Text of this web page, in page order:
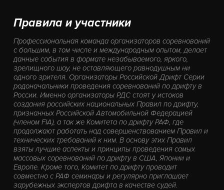
Правила и участники
Профессиональная команда организаторов соревнований
с большим, в том числе и международным опытом, делает
данные события в формате незабываемого, яркого,
зрелищного шоу, не оставляющего равнодушным ни
одного зрителя. Организаторы Российской Дрифт Серии
родоначальники проведения соревнований по дрифту в
России. Именно организаторы РДС стоят у истоков
создания российских национальных Правил по дрифту,
признанных Российской Автомобильной Федерацией
(членом FIA), а так же Комитета по дрифту РАФ, где
продолжают работать над совершенствованием Правил и
технических требований к ним. В основу этих Правил
взяты лучшие аспекты и принципы проведения самых
массовых соревнований по дрифту в США, Японии и
Европе. Кроме того, Комитет по дрифту проводит
совместно с РАФ семинары и регулярно приглашает
зарубежных экспертов дрифта в качестве судей.